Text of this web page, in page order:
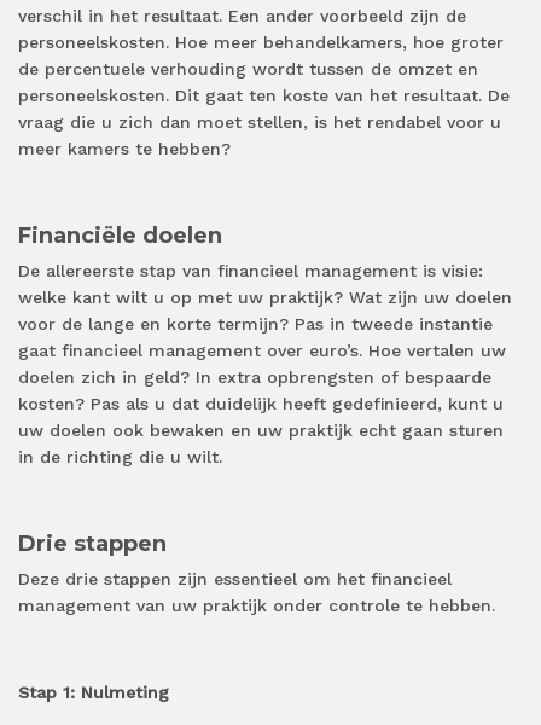
verschil in het resultaat. Een ander voorbeeld zijn de
personeelskosten. Hoe meer behandelkamers, hoe groter
de percentuele verhouding wordt tussen de omzet en
personeelskosten. Dit gaat ten koste van het resultaat. De
vraag die u zich dan moet stellen, is het rendabel voor u
meer kamers te hebben?
Financiële doelen
De allereerste stap van financieel management is visie:
welke kant wilt u op met uw praktijk? Wat zijn uw doelen
voor de lange en korte termijn? Pas in tweede instantie
gaat financieel management over euro’s. Hoe vertalen uw
doelen zich in geld? In extra opbrengsten of bespaarde
kosten? Pas als u dat duidelijk heeft gedefinieerd, kunt u
uw doelen ook bewaken en uw praktijk echt gaan sturen
in de richting die u wilt.
Drie stappen
Deze drie stappen zijn essentieel om het financieel
management van uw praktijk onder controle te hebben.
Stap 1: Nulmeting